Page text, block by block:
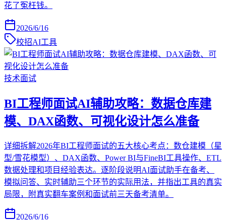
花了冤枉钱。
2026/6/16
校招AI工具
技术面试
BI工程师面试AI辅助攻略：数据仓库建
模、DAX函数、可视化设计怎么准备
详细拆解2026年BI工程师面试的五大核心考点：数仓建模（星
型/雪花模型）、DAX函数、Power BI与FineBI工具操作、ETL
数据处理和项目经验表达。逐阶段说明AI面试助手在备考、
模拟问答、实时辅助三个环节的实际用法，并指出工具的真实
局限，附真实翻车案例和面试前三天备考清单。
2026/6/16